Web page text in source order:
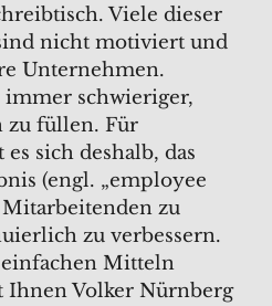
Viele dieser
nicht motiviert und
Unternehmen.
schwieriger,
zu füllen. Für
sich deshalb, das
(engl. „employee
zu
zu verbessern.
Mitteln
Ihnen Volker Nürnberg